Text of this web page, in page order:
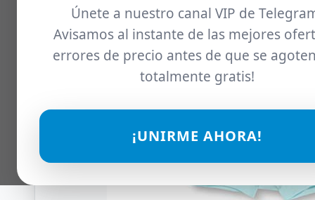
Únete a nuestro canal VIP de
Avisamos al instante de las mejores
errores de precio antes de que se
totalmente gratis!
¡UNIRME AHORA!